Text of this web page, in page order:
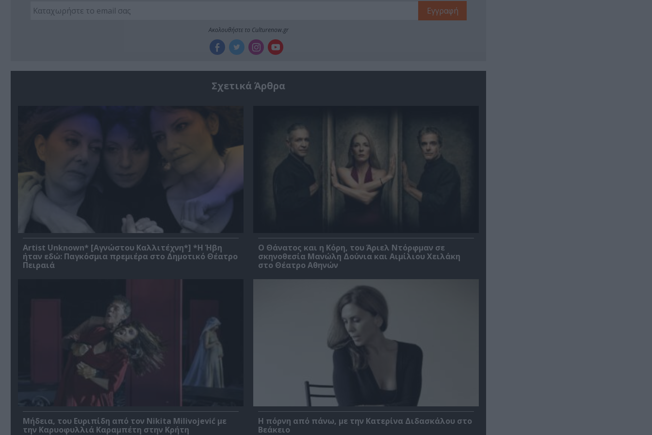
Ακολουθήστε το Culturenow.gr
Σχετικά Άρθρα
Artist Unknown* [Αγνώστου Καλλιτέχνη*] *Η Ήβη
ήταν εδώ: Παγκόσμια πρεμιέρα στο Δημοτικό Θέατρο
Πειραιά
Ο Θάνατος και η Κόρη, του Άριελ Ντόρφμαν σε
σκηνοθεσία Μανώλη Δούνια και Αιμίλιου Χειλάκη
στο Θέατρο Αθηνών
Μήδεια, του Ευριπίδη από τον Nikita Milivojević με
την Καρυοφυλλιά Καραμπέτη στην Κρήτη
Η πόρνη από πάνω, με την Κατερίνα Διδασκάλου στο
Βεάκειο